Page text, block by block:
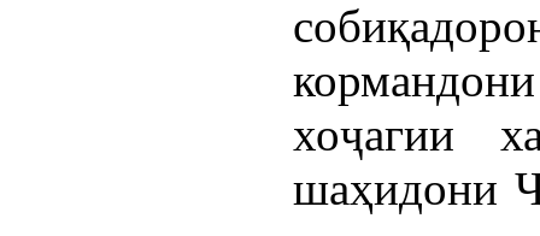
хоҷагии
шаҳидони